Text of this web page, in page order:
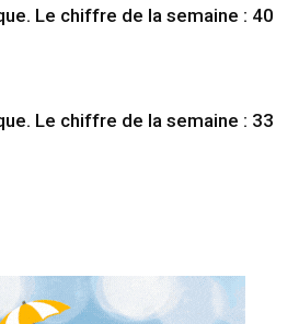
Le chiffre de la semaine : 40
Le chiffre de la semaine : 33